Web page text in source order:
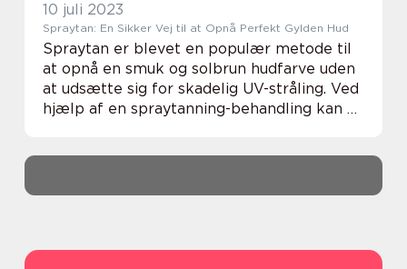
10 juli 2023
Spraytan: En Sikker Vej til at Opnå Perfekt Gylden Hud
Spraytan er blevet en populær metode til
at opnå en smuk og solbrun hudfarve uden
at udsætte sig for skadelig UV-stråling. Ved
hjælp af en spraytanning-behandling kan du